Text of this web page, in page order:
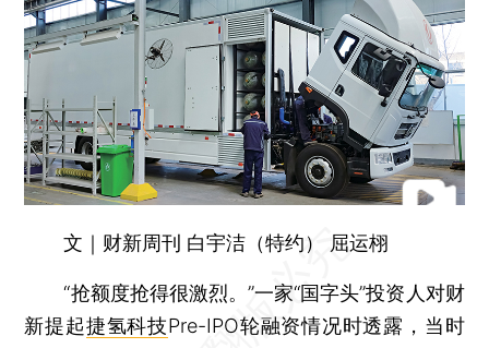
文｜财新周刊 白宇洁（特约） 屈运栩
“抢额度抢得很激烈。”一家“国字头”投资人对财
新提起捷氢科技Pre-IPO轮融资情况时透露，当时